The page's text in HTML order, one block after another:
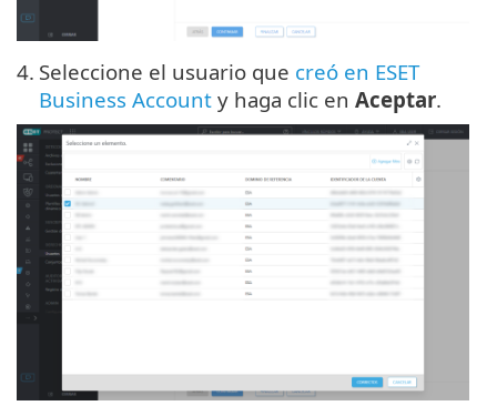
4. Seleccione el usuario que creó en ESET
Business Account y haga clic en Aceptar.